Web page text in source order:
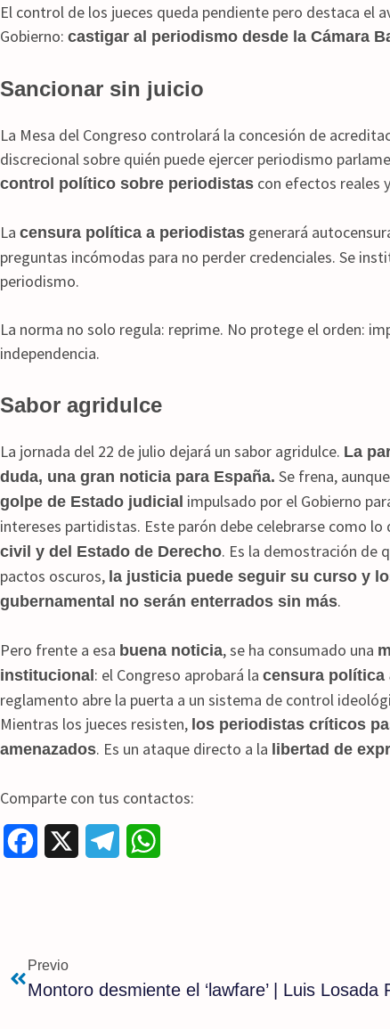
El control de los jueces queda pendiente pero destaca el
Gobierno: castigar al periodismo desde la Cámara
Sancionar sin juicio
La Mesa del Congreso controlará la concesión de
discrecional sobre quién puede ejercer periodismo
control político sobre periodistas con efectos reales
La censura política a periodistas generará
preguntas incómodas para no perder credenciales. Se
periodismo.
La norma no solo regula: reprime. No protege el orden:
independencia.
Sabor agridulce
La jornada del 22 de julio dejará un sabor agridulce. La
duda, una gran noticia para España. Se frena,
golpe de Estado judicial impulsado por el Gobierno
intereses partidistas. Este parón debe celebrarse como lo
civil y del Estado de Derecho. Es la demostración de
pactos oscuros, la justicia puede seguir su curso y
gubernamental no serán enterrados sin más.
Pero frente a esa buena noticia, se ha consumado una
institucional: el Congreso aprobará la censura política
reglamento abre la puerta a un sistema de control
Mientras los jueces resisten, los periodistas críticos
amenazados. Es un ataque directo a la libertad de
Comparte con tus contactos:
b
Previo
Montoro desmiente el ‘lawfare’ | Luis Losada